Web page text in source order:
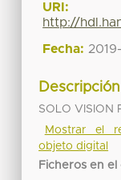
URI:
http://
Fecha:
SOLO VISION
Mostrar el
objeto digital
Ficheros en el